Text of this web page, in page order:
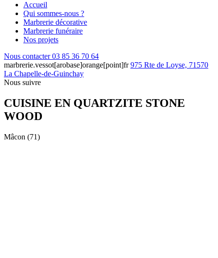
Accueil
Qui sommes-nous ?
Marbrerie décorative
Marbrerie funéraire
Nos projets
Nous contacter03 85 36 70 64
marbrerie.vessot[arobase]orange[point]fr975 Rte de Loyse, 71570
La Chapelle-de-Guinchay
Nous suivre
CUISINE EN QUARTZITE STONE
WOOD
Mâcon (71)